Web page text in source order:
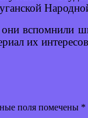
они
их
поля помечены *